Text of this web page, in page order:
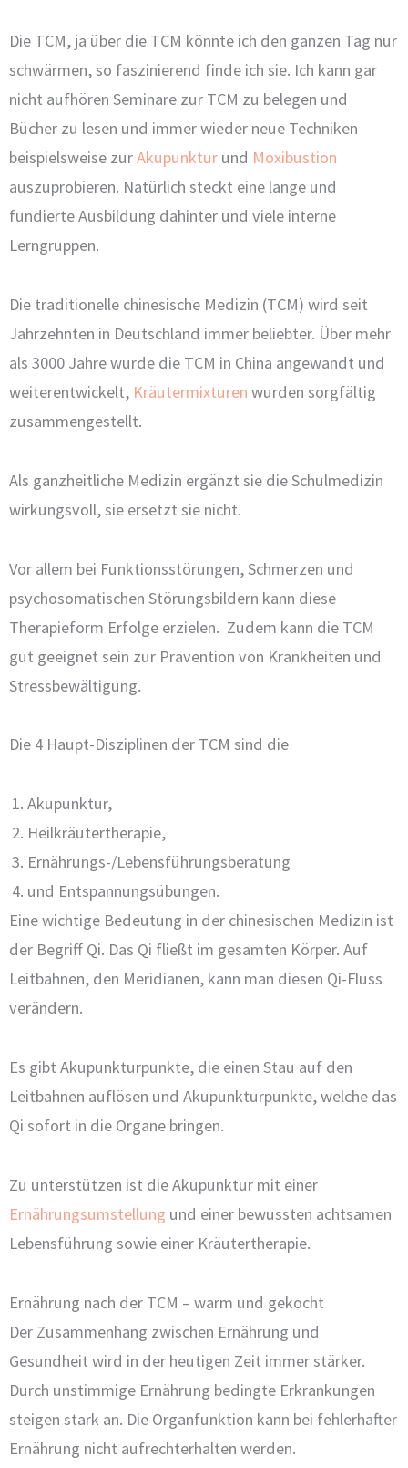
Die TCM, ja über die TCM könnte ich den ganzen Tag nur
schwärmen, so faszinierend finde ich sie. Ich kann gar
nicht aufhören Seminare zur TCM zu belegen und
Bücher zu lesen und immer wieder neue Techniken
beispielsweise zurAkupunktur und Moxibustion
auszuprobieren. Natürlich steckt eine lange und
fundierte Ausbildung dahinter und viele interne
Lerngruppen.
Die traditionelle chinesische Medizin (TCM) wird seit
Jahrzehnten in Deutschland immer beliebter. Über mehr
als 3000 Jahre wurde die TCM in China angewandt und
weiterentwickelt, Kräutermixturen wurden sorgfältig
zusammengestellt.
Als ganzheitliche Medizin ergänzt sie die Schulmedizin
wirkungsvoll, sie ersetzt sie nicht.
Vor allem bei Funktionsstörungen, Schmerzen und
psychosomatischen Störungsbildern kann diese
Therapieform Erfolge erzielen. Zudem kann die TCM
gut geeignet sein zur Prävention von Krankheiten und
Stressbewältigung.
Die 4 Haupt-Disziplinen der TCM sind die
Akupunktur,
Heilkräutertherapie,
Ernährungs-/Lebensführungsberatung
und Entspannungsübungen.
Eine wichtige Bedeutung in der chinesischen Medizin ist
der Begriff Qi. Das Qi fließt im gesamten Körper. Auf
Leitbahnen, den Meridianen, kann man diesen Qi-Fluss
verändern.
Es gibt Akupunkturpunkte, die einen Stau auf den
Leitbahnen auflösen und Akupunkturpunkte, welche das
Qi sofort in die Organe bringen.
Zu unterstützen ist die Akupunktur mit einer
Ernährungsumstellung und einer bewussten achtsamen
Lebensführung sowie einer Kräutertherapie.
Ernährung nach der TCM – warm und gekocht
Der Zusammenhang zwischen Ernährung und
Gesundheit wird in der heutigen Zeit immer stärker.
Durch unstimmige Ernährung bedingte Erkrankungen
steigen stark an. Die Organfunktion kann bei fehlerhafter
Ernährung nicht aufrechterhalten werden.